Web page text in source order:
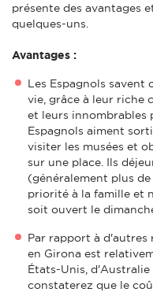
présente des avantages
quelques-uns.
Avantages :
Les Espagnols savent
vie, grâce à leur riche
et leurs innombrables
Espagnols aiment
visiter les musées et
sur une place. Ils
(généralement plus
priorité à la famille et
soit ouvert le
Par rapport à d'autres
en Girona est
États-Unis,
constaterez que le